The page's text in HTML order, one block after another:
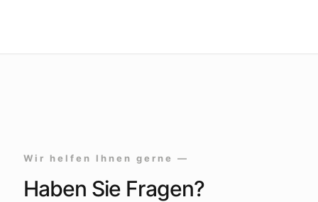
Wir helfen Ihnen gerne —
Haben Sie Fragen?